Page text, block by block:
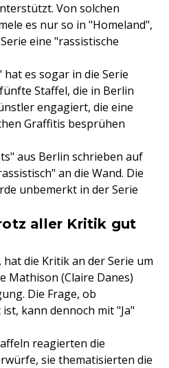
Von solchen
es nur so in "Homeland",
eine "rassistische
es sogar in die Serie
Staffel, die in Berlin
engagiert, die eine
Graffitis besprühen
aus Berlin schrieben auf
an die Wand. Die
unbemerkt in der Serie
aller Kritik gut
die Kritik an der Serie um
Mathison (Claire Danes)
Die Frage, ob
kann dennoch mit "Ja"
reagierten die
sie thematisierten die